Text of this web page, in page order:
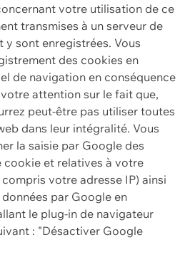
votre utilisation de ce
transmises à un serveur de
y sont enregistrées. Vous
des cookies en
de navigation en conséquence
attention sur le fait que,
peut-être pas utiliser toutes
dans leur intégralité. Vous
la saisie par Google des
cookie et relatives à votre
votre adresse IP) ainsi
par Google en
le plug-in de navigateur
: "Désactiver Google